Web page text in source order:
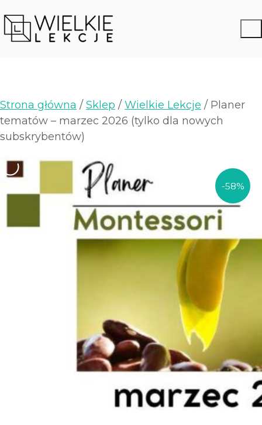
Strona główna / Sklep / Wielkie Lekcje / Planer
tematów – marzec 2026 (tylko dla nowych
subskrybentów)
-58%